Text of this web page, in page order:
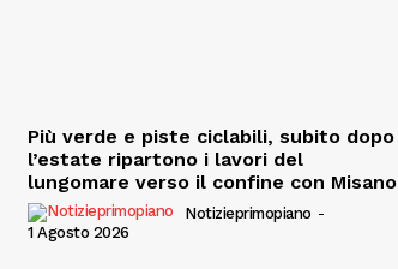
Più verde e piste ciclabili, subito dopo
l’estate ripartono i lavori del
lungomare verso il confine con Misano
Notizieprimopiano -
1 Agosto 2026